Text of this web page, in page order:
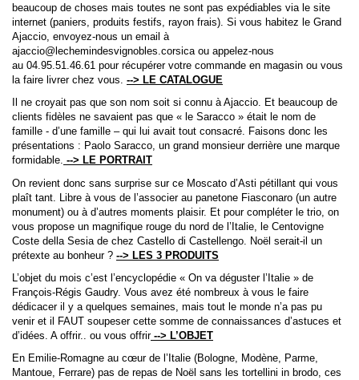
beaucoup de choses mais toutes ne sont pas expédiables via le site
internet (paniers, produits festifs, rayon frais). Si vous habitez le Grand
Ajaccio, envoyez-nous un email à
ajaccio@lechemindesvignobles.corsica ou appelez-nous
au 04.95.51.46.61 pour récupérer votre commande en magasin ou vous
la faire livrer chez vous. --> LE CATALOGUE
Il ne croyait pas que son nom soit si connu à Ajaccio. Et beaucoup de
clients fidèles ne savaient pas que « le Saracco » était le nom de
famille - d’une famille – qui lui avait tout consacré. Faisons donc les
présentations : Paolo Saracco, un grand monsieur derrière une marque
formidable. --> LE PORTRAIT
On revient donc sans surprise sur ce Moscato d’Asti pétillant qui vous
plaît tant. Libre à vous de l’associer au panetone Fiasconaro (un autre
monument) ou à d’autres moments plaisir. Et pour compléter le trio, on
vous propose un magnifique rouge du nord de l’Italie, le Centovigne
Coste della Sesia de chez Castello di Castellengo. Noël serait-il un
prétexte au bonheur ? --> LES 3 PRODUITS
L’objet du mois c’est l’encyclopédie « On va déguster l’Italie » de
François-Régis Gaudry. Vous avez été nombreux à vous le faire
dédicacer il y a quelques semaines, mais tout le monde n’a pas pu
venir et il FAUT soupeser cette somme de connaissances d’astuces et
d’idées. A offrir.. ou vous offrir--> L’OBJET
En Emilie-Romagne au cœur de l’Italie (Bologne, Modène, Parme,
Mantoue, Ferrare) pas de repas de Noël sans les tortellini in brodo, ces